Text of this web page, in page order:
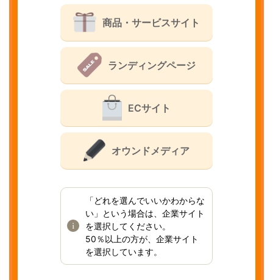
商品・サービスサイト
ランディングページ
ECサイト
オウンドメディア
「どれを選んでいいかわからな
い」という場合は、企業サイト
を選択してください。
50％以上の方が、企業サイト
を選択しています。